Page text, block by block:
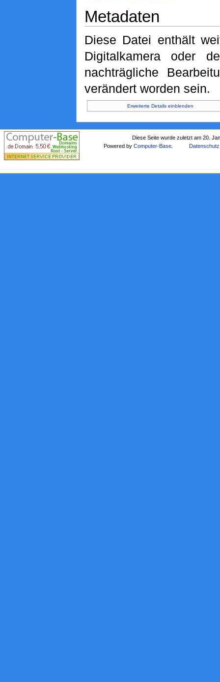
Metadaten
Diese Datei enthält
Digitalkamera oder
nachträgliche
verändert worden sein.
Erweiterte Details einblenden
Diese Seite wurde zuletzt am 20.
Powered byComputer-Base Datenschutz